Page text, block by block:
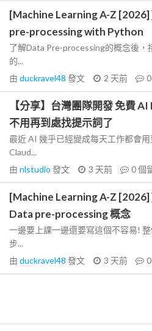
[Machine Learning A-Z [2026]
pre-processing with Python
了解Data Pre-processing的概念後，
的...
由 duckravel48 發文 2 天前 0
【分享】台灣團隊開發 免費
不用再到處找提示詞了
最近 AI 幾乎已經變成每天工作都會
Claud...
由 nlstudio 發文 3 天前 0個
[Machine Learning A-Z [2026]
Data pre-processing 概念
一邊要上課一邊還要寫這個不容易!
步...
由 duckravel48 發文 3 天前 0